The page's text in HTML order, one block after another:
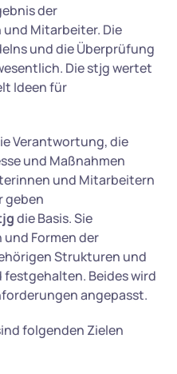
der
Mitarbeiter. Die
und die Überprüfung
Die stjg wertet
Ideen für
Verantwortung, die
und Maßnahmen
und Mitarbeitern
geben
die Basis. Sie
Formen der
Strukturen und
Beides wird
angepasst.
folgenden Zielen